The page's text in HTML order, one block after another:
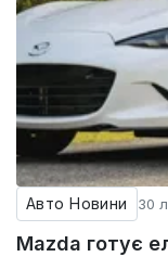
Авто Новини 30
Mazda готує